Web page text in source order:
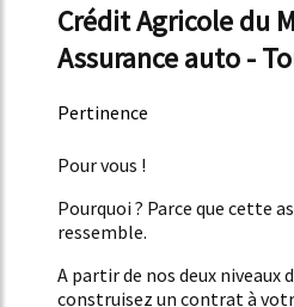
Crédit Agricole du
Assurance auto -
Pertinence
Pour vous !
Pourquoi ? Parce que cette
ressemble.
A partir de nos deux niveaux
construisez un contrat à